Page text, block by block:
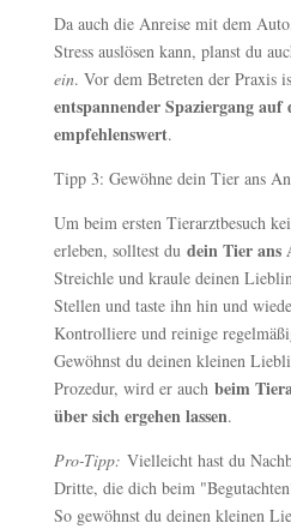
Da auch die Anreise mit dem
Stress auslösen kann, planst du
ein. Vor dem Betreten der Praxis
entspannender Spaziergang auf
empfehlenswert.
Tipp 3: Gewöhne dein Tier ans
Um beim ersten Tierarztbesuch
erleben, solltest du dein Tier ans
Streichle und kraule deinen
Stellen und taste ihn hin und
Kontrolliere und reinige
Gewöhnst du deinen kleinen
Prozedur, wird er auch beim
über sich ergehen lassen.
Pro-Tipp: Vielleicht hast du
Dritte, die dich beim
So gewöhnst du deinen kleinen